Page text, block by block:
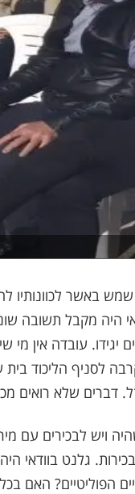
באשר לכוונותיו
היה מקבל תשובה
עובדה אין מי
לסניף הליכוד בית
דברים שלא רואים
ויש לבכירים עם
גלנט בוודאי
הפוליטיים? האם